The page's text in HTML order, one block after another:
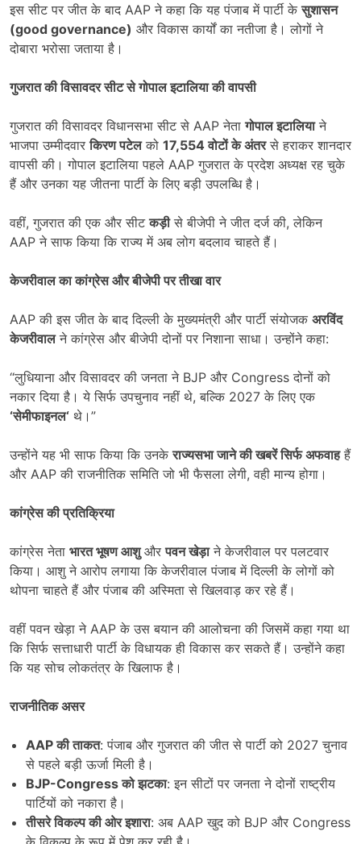
इस सीट पर जीत के बाद AAP ने कहा कि यह पंजाब में पार्टी केसुशासन
(good governance) और विकास कार्यों का नतीजा है। लोगों ने
दोबारा भरोसा जताया है।
गुजरात की विसावदर सीट से गोपाल इटालिया की वापसी
गुजरात की विसावदर विधानसभा सीट से AAP नेतागोपाल इटालियाने
भाजपा उम्मीदवारकिरण पटेलको 17,554वोटों के अंतरसे हराकर शानदार
वापसी की। गोपाल इटालिया पहले AAP गुजरात के प्रदेश अध्यक्ष रह चुके
हैं और उनका यह जीतना पार्टी के लिए बड़ी उपलब्धि है।
वहीं, गुजरात की एक और सीटकड़ीसे बीजेपी ने जीत दर्ज की, लेकिन
AAP ने साफ किया कि राज्य में अब लोग बदलाव चाहते हैं।
केजरीवाल का कांग्रेस और बीजेपी पर तीखा वार
AAP की इस जीत के बाद दिल्ली के मुख्यमंत्री और पार्टी संयोजक अरविंद
केजरीवालने कांग्रेस और बीजेपी दोनों पर निशाना साधा। उन्होंने कहा:
“लुधियाना और विसावदर की जनता ने BJP और Congress दोनों को
नकार दिया है। ये सिर्फ उपचुनाव नहीं थे, बल्कि 2027 के लिए एक
‘सेमीफाइनल‘ थे।”
उन्होंने यह भी साफ किया कि उनकेराज्यसभा जाने की खबरें सिर्फ अफवाहहैं
और AAP की राजनीतिक समिति जो भी फैसला लेगी, वही मान्य होगा।
कांग्रेस की प्रतिक्रिया
कांग्रेस नेता भारत भूषण आशुऔरपवन खेड़ाने केजरीवाल पर पलटवार
किया। आशु ने आरोप लगाया कि केजरीवाल पंजाब में दिल्ली के लोगों को
थोपना चाहते हैं और पंजाब की अस्मिता से खिलवाड़ कर रहे हैं।
वहीं पवन खेड़ा ने AAP के उस बयान की आलोचना की जिसमें कहा गया था
कि सिर्फ सत्ताधारी पार्टी के विधायक ही विकास कर सकते हैं। उन्होंने कहा
कि यह सोच लोकतंत्र के खिलाफ है।
राजनीतिक असर
AAPकी ताकत: पंजाब और गुजरात की जीत से पार्टी को 2027 चुनाव
से पहले बड़ी ऊर्जा मिली है।
BJP-Congressको झटका: इन सीटों पर जनता ने दोनों राष्ट्रीय
पार्टियों को नकारा है।
तीसरे विकल्प की ओर इशारा: अब AAP खुद को BJP और Congress